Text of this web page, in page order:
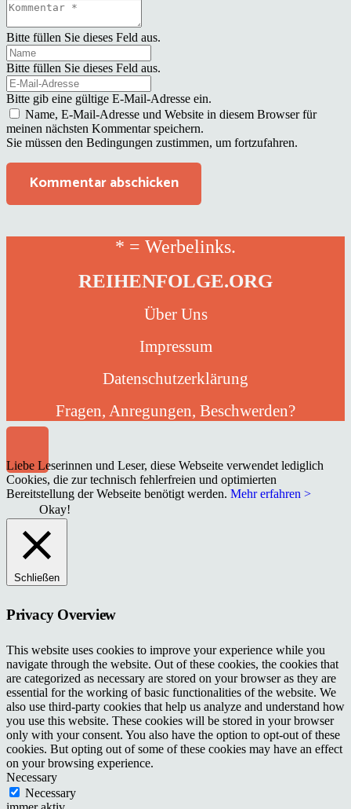
Bitte füllen Sie dieses Feld aus.
Bitte füllen Sie dieses Feld aus.
Bitte gib eine gültige E-Mail-Adresse ein.
Name, E-Mail-Adresse und Website in diesem Browser für
meinen nächsten Kommentar speichern.
Sie müssen den Bedingungen zustimmen, um fortzufahren.
Kommentar abschicken
* = Werbelinks.
REIHENFOLGE.ORG
Über Uns
Impressum
Datenschutzerklärung
Fragen, Anregungen, Beschwerden?
Liebe Leserinnen und Leser, diese Webseite verwendet lediglich
Cookies, die zur technisch fehlerfreien und optimierten
Bereitstellung der Webseite benötigt werden. Mehr erfahren >
Okay!
Schließen
Privacy Overview
This website uses cookies to improve your experience while you
navigate through the website. Out of these cookies, the cookies that
are categorized as necessary are stored on your browser as they are
essential for the working of basic functionalities of the website. We
also use third-party cookies that help us analyze and understand how
you use this website. These cookies will be stored in your browser
only with your consent. You also have the option to opt-out of these
cookies. But opting out of some of these cookies may have an effect
on your browsing experience.
Necessary
Necessary